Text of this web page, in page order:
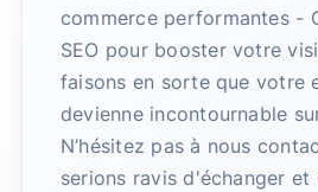
commerce performantes -
SEO pour booster votre
faisons en sorte que votre
devienne incontournable
N’hésitez pas à nous
serions ravis d'échanger